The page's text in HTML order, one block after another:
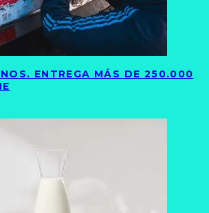
ENTREGA MÁS DE 250.000